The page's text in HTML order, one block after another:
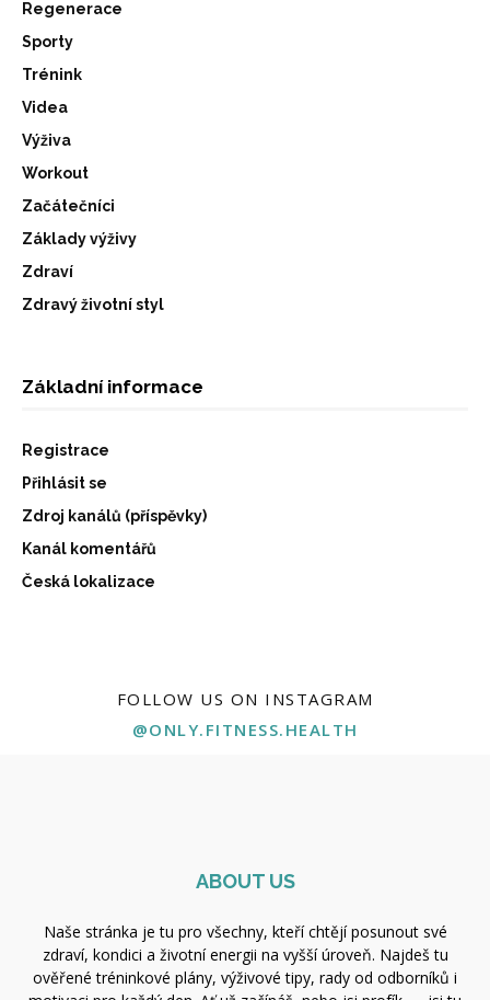
Regenerace
Sporty
Trénink
Videa
Výživa
Workout
Začátečníci
Základy výživy
Zdraví
Zdravý životní styl
Základní informace
Registrace
Přihlásit se
Zdroj kanálů (příspěvky)
Kanál komentářů
Česká lokalizace
FOLLOW US ON INSTAGRAM
@ONLY.FITNESS.HEALTH
ABOUT US
Naše stránka je tu pro všechny, kteří chtějí posunout své
zdraví, kondici a životní energii na vyšší úroveň. Najdeš tu
ověřené tréninkové plány, výživové tipy, rady od odborníků i